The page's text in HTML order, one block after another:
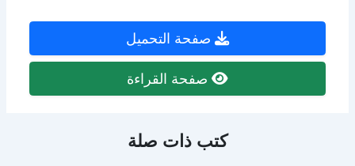
صفحة التحميل
صفحة القراءة
كتب ذات صلة